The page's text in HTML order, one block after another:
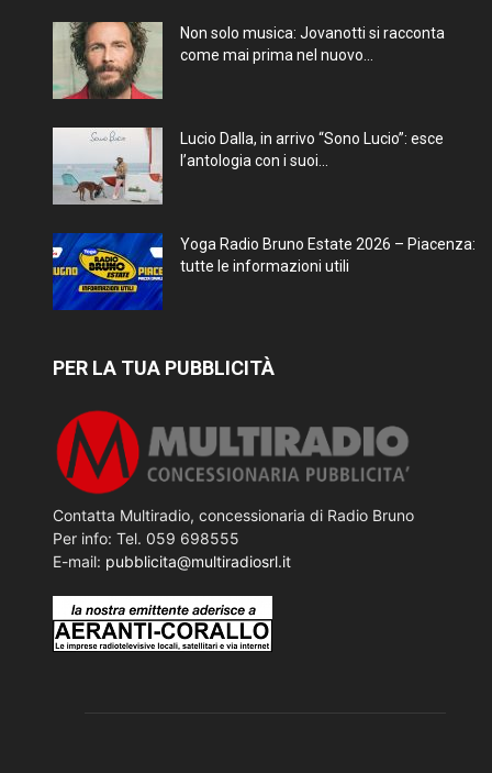
Non solo musica: Jovanotti si racconta
come mai prima nel nuovo...
Lucio Dalla, in arrivo “Sono Lucio”: esce
l’antologia con i suoi...
Yoga Radio Bruno Estate 2026 – Piacenza:
tutte le informazioni utili
PER LA TUA PUBBLICITÀ
Contatta Multiradio, concessionaria di Radio Bruno
Per info: Tel. 059 698555
E-mail: pubblicita@multiradiosrl.it